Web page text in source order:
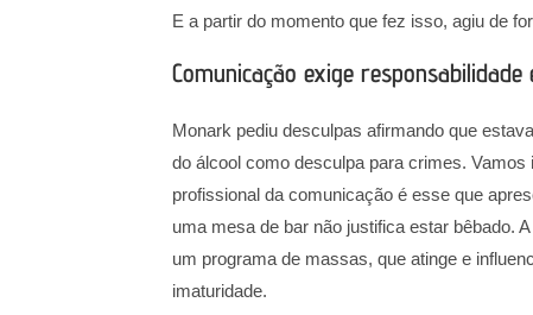
E a partir do momento que fez isso, agiu de
Comunicação exige
Monark pediu desculpas afirmando que
do álcool como desculpa para crimes.
profissional da comunicação é esse que
uma mesa de bar não justifica estar bêbado.
um programa de massas, que atinge e
imaturidade.